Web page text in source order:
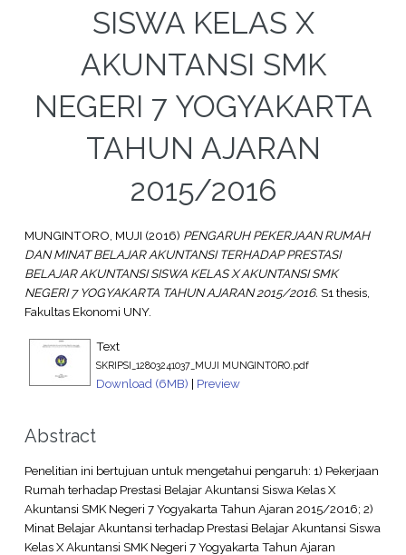
SISWA KELAS X
AKUNTANSI SMK
NEGERI 7 YOGYAKARTA
TAHUN AJARAN
2015/2016
MUNGINTORO, MUJI (2016) PENGARUH PEKERJAAN RUMAH
DAN MINAT BELAJAR AKUNTANSI TERHADAP PRESTASI
BELAJAR AKUNTANSI SISWA KELAS X AKUNTANSI SMK
NEGERI 7 YOGYAKARTA TAHUN AJARAN 2015/2016. S1 thesis,
Fakultas Ekonomi UNY.
Text
SKRIPSI_12803241037_MUJI MUNGINTORO.pdf
Download (6MB) | Preview
Abstract
Penelitian ini bertujuan untuk mengetahui pengaruh: 1) Pekerjaan
Rumah terhadap Prestasi Belajar Akuntansi Siswa Kelas X
Akuntansi SMK Negeri 7 Yogyakarta Tahun Ajaran 2015/2016; 2)
Minat Belajar Akuntansi terhadap Prestasi Belajar Akuntansi Siswa
Kelas X Akuntansi SMK Negeri 7 Yogyakarta Tahun Ajaran